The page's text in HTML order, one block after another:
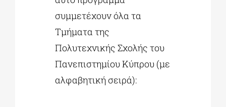
συμμετέχουν όλα τα
Τμήματα της
Πολυτεχνικής Σχολής του
Πανεπιστημίου Κύπρου (με
αλφαβητική σειρά):